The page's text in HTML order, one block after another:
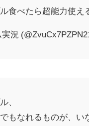
食べたら超能力使え
況
、
もなれるものが、い